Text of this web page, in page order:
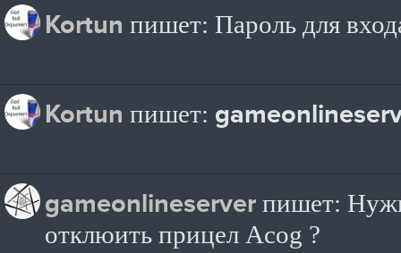
Kortun пишет: Пароль для
Kortun пишет:
gameonlineserver пишет:
отклюить прицел Acog ?